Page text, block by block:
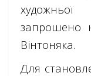
запрошено
Вінтоняка.
Для